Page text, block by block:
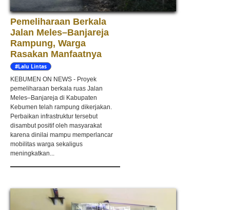
Pemeliharaan Berkala
Jalan Meles–Banjareja
Rampung, Warga
Rasakan Manfaatnya
#Lalu Lintas
KEBUMEN ON NEWS - Proyek
pemeliharaan berkala ruas Jalan
Meles–Banjareja di Kabupaten
Kebumen telah rampung dikerjakan.
Perbaikan infrastruktur tersebut
disambut positif oleh masyarakat
karena dinilai mampu memperlancar
mobilitas warga sekaligus
meningkatkan...